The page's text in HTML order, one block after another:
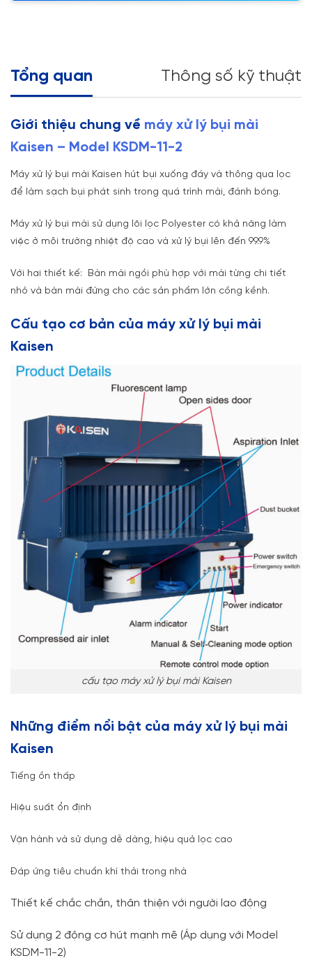
Tổng quan Thông số kỹ thuật
Giới thiệu chung về máy xử lý bụi mài
Kaisen – Model KSDM-11-2
Máy xử lý bụi mài Kaisen hút bụi xuống đáy và thông qua lọc
để làm sạch bụi phát sinh trong quá trình mài, đánh bóng.
Máy xử lý bụi mài sử dụng lõi lọc Polyester có khả năng làm
việc ở môi trường nhiệt độ cao và xử lý bụi lên đến 99.9%
Với hai thiết kế: Bàn mài ngồi phù hợp với mài từng chi tiết
nhỏ và bàn mài đứng cho các sản phẩm lớn cồng kềnh.
Cấu tạo cơ bản của máy xử lý bụi mài
Kaisen
cấu tạo máy xử lý bụi mài Kaisen
Những điểm nổi bật của máy xử lý bụi mài
Kaisen
Tiếng ồn thấp
Hiệu suất ổn định
Vận hành và sử dụng dễ dàng, hiệu quả lọc cao
Đáp ứng tiêu chuẩn khí thải trong nhà
Thiết kế chắc chắn, thân thiện với người lao động
Sử dụng 2 động cơ hút mạnh mẽ (Áp dụng với Model
KSDM-11-2)